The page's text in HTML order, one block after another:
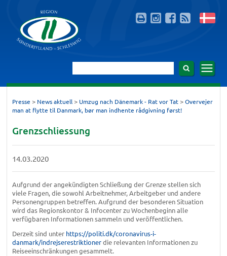
Presse > News aktuell > Umzug nach Dänemark - Rat vor Tat > Overvejer
man at flytte til Danmark, bør man indhente rådgivning først!
Grenzschliessung
14.03.2020
Aufgrund der angekündigten Schließung der Grenze stellen sich
viele Fragen, die sowohl Arbeitnehmer, Arbeitgeber und andere
Personengruppen betreffen. Aufgrund der besonderen Situation
wird das Regionskontor & Infocenter zu Wochenbeginn alle
verfügbaren Informationen sammeln und veröffentlichen.
Derzeit sind unter https://politi.dk/coronavirus-i-
danmark/indrejserestriktionerdie relevanten Informationen zu
Reiseeinschränkungen gesammelt.